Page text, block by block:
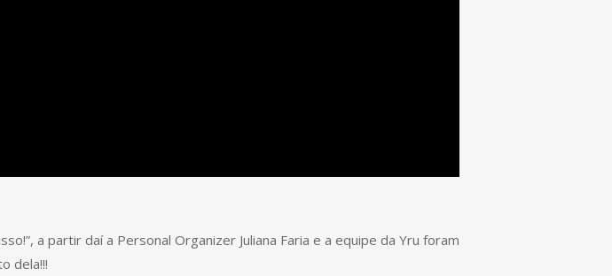
a partir daí a Personal Organizer Juliana Faria e a equipe da Yru foram
dela!!!